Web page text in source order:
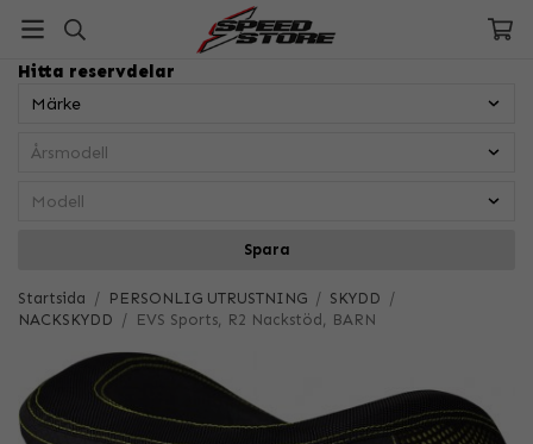
Hitta reservdelar
Spara
Startsida / PERSONLIG UTRUSTNING / SKYDD /
NACKSKYDD / EVS Sports, R2 Nackstöd, BARN